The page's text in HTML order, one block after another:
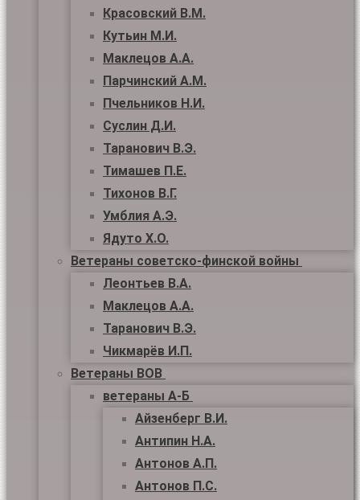
Красовский В.М.
Кутьин М.И.
Маклецов А.А.
Парчинский А.М.
Пчельников Н.И.
Суслин Д.И.
Таранович В.Э.
Тимашев П.Е.
Тихонов В.Г.
Умблия А.Э.
Ядуто Х.О.
Ветераны советско-финской войны
Леонтьев В.А.
Маклецов А.А.
Таранович В.Э.
Чикмарёв И.П.
Ветераны ВОВ
ветераны А-Б
Айзенберг В.И.
Антипин Н.А.
Антонов А.П.
Антонов П.С.